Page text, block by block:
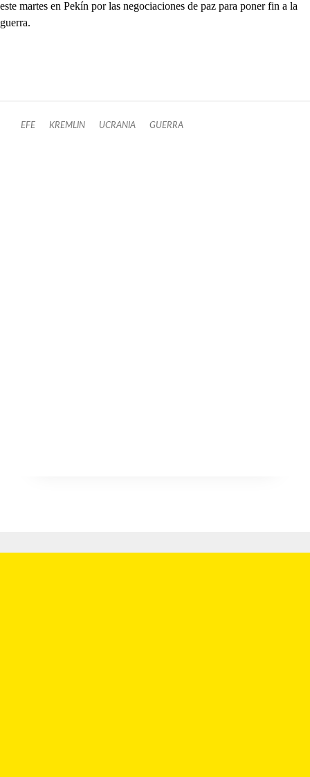
este martes en Pekín por las negociaciones de paz para poner fin a la
guerra.
EFE KREMLIN UCRANIA GUERRA